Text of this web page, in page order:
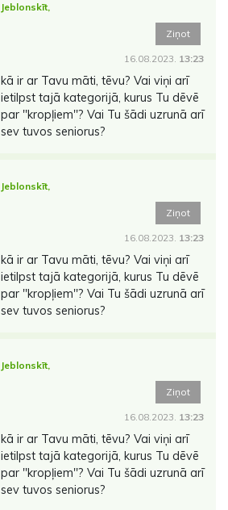
Jeblonskīt,
Ziņot
16.08.2023. 13:23
kā ir ar Tavu māti, tēvu? Vai viņi arī
ietilpst tajā kategorijā, kurus Tu dēvē
par ''kropļiem''? Vai Tu šādi uzrunā arī
sev tuvos seniorus?
Jeblonskīt,
Ziņot
16.08.2023. 13:23
kā ir ar Tavu māti, tēvu? Vai viņi arī
ietilpst tajā kategorijā, kurus Tu dēvē
par ''kropļiem''? Vai Tu šādi uzrunā arī
sev tuvos seniorus?
Jeblonskīt,
Ziņot
16.08.2023. 13:23
kā ir ar Tavu māti, tēvu? Vai viņi arī
ietilpst tajā kategorijā, kurus Tu dēvē
par ''kropļiem''? Vai Tu šādi uzrunā arī
sev tuvos seniorus?